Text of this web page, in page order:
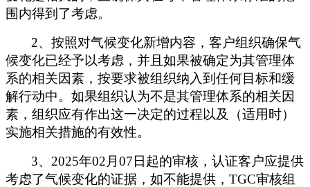
围内得到了考虑。
2、按照对气候变化新增内容，客户组织确保气
候变化已经予以考虑，并且如果被确定为其管理体
系的相关因素，按要求被组织纳入到任何目标和缓
解行动中。如果组织认为不是其管理体系的相关因
素，组织应有作出这一决定的过程以及（适用时）
实施相关措施的有效性。
3、2025年02 月07日起的审核，认证客户应提供
考虑了气候变化的证据，如不能提供， TGC审核组